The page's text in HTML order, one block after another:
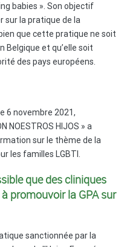
babies ». Son objectif
sur la pratique de la
que cette pratique ne soit
Belgique et qu’elle soit
des pays européens.
6 novembre 2021,
NOESTROS HIJOS » a
sur le thème de la
les familles LGBTI.
que des cliniques
promouvoir la GPA sur
sanctionnée par la